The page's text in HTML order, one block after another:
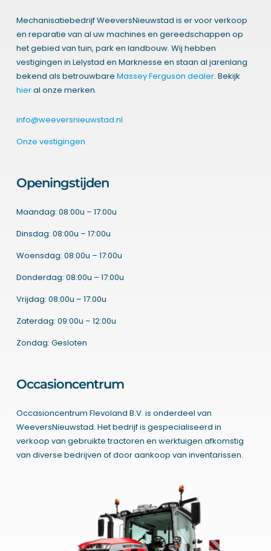
Mechanisatiebedrijf WeeversNieuwstad is er voor verkoop
en reparatie van al uw machines en gereedschappen op
het gebied van tuin, park en landbouw. Wij hebben
vestigingen in Lelystad en Marknesse en staan al jarenlang
bekend als betrouwbare Massey Ferguson dealer. Bekijk
hieral onze merken.
info@weeversnieuwstad.nl
Onze vestigingen
Openingstijden
Maandag: 08:00u – 17:00u
Dinsdag: 08:00u – 17:00u
Woensdag: 08:00u – 17:00u
Donderdag: 08:00u – 17:00u
Vrijdag: 08:00u – 17:00u
Zaterdag: 09:00u – 12:00u
Zondag: Gesloten
Occasioncentrum
Occasioncentrum Flevoland B.V. is onderdeel van
WeeversNieuwstad. Het bedrijf is gespecialiseerd in
verkoop van gebruikte tractoren en werktuigen afkomstig
van diverse bedrijven of door aankoop van inventarissen.